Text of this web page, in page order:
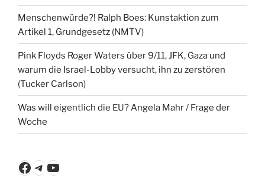
Menschenwürde?! Ralph Boes: Kunstaktion zum
Artikel 1, Grundgesetz (NMTV)
Pink Floyds Roger Waters über 9/11, JFK, Gaza und
warum die Israel-Lobby versucht, ihn zu zerstören
(Tucker Carlson)
Was will eigentlich die EU? Angela Mahr / Frage der
Woche
Facebook
Telegram
YouTube